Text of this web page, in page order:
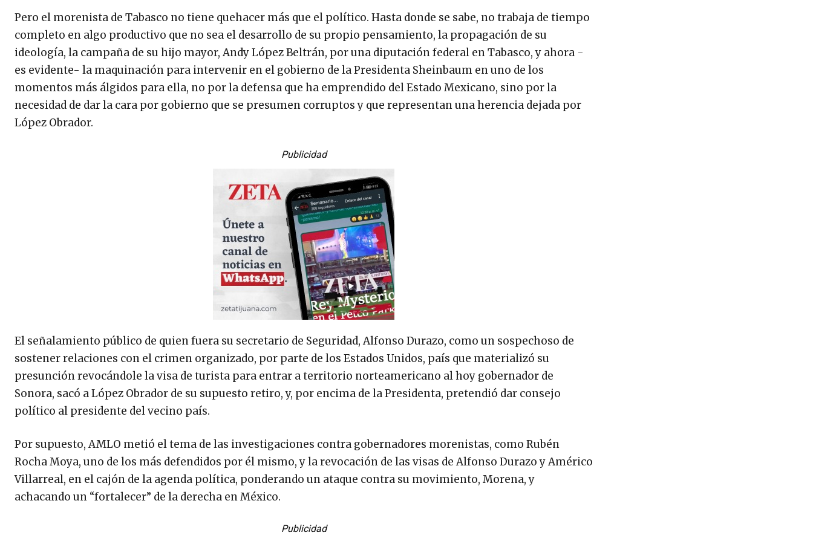
Pero el morenista de Tabasco no tiene quehacer más que el político. Hasta donde se sabe, no trabaja de tiempo
completo en algo productivo que no sea el desarrollo de su propio pensamiento, la propagación de su
ideología, la campaña de su hijo mayor, Andy López Beltrán, por una diputación federal en Tabasco, y ahora -
es evidente- la maquinación para intervenir en el gobierno de la Presidenta Sheinbaum en uno de los
momentos más álgidos para ella, no por la defensa que ha emprendido del Estado Mexicano, sino por la
necesidad de dar la cara por gobierno que se presumen corruptos y que representan una herencia dejada por
López Obrador.
Publicidad
El señalamiento público de quien fuera su secretario de Seguridad, Alfonso Durazo, como un sospechoso de
sostener relaciones con el crimen organizado, por parte de los Estados Unidos, país que materializó su
presunción revocándole la visa de turista para entrar a territorio norteamericano al hoy gobernador de
Sonora, sacó a López Obrador de su supuesto retiro, y, por encima de la Presidenta, pretendió dar consejo
político al presidente del vecino país.
Por supuesto, AMLO metió el tema de las investigaciones contra gobernadores morenistas, como Rubén
Rocha Moya, uno de los más defendidos por él mismo, y la revocación de las visas de Alfonso Durazo y Américo
Villarreal, en el cajón de la agenda política, ponderando un ataque contra su movimiento, Morena, y
achacando un “fortalecer” de la derecha en México.
Publicidad